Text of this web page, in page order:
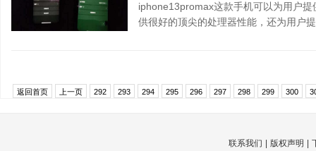
iphone13promax这款手机可以为用户
供很好的顶尖的处理器性能，还为用户
返回首页 上一页 292 293 294 295 296 297 298 299 300
联系我们 版权声明